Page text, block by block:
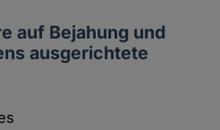
auf Bejahung und
ausgerichtete